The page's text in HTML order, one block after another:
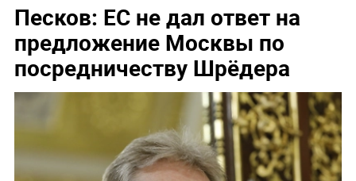
Песков: ЕС не дал ответ на
предложение Москвы по
посредничеству Шрёдера